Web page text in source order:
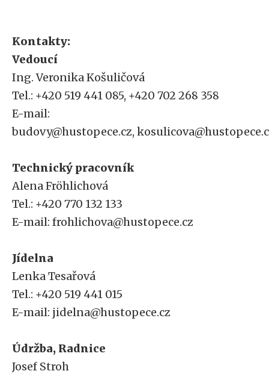
Kontakty:
Vedoucí
Ing. Veronika Košuličová
Tel.: +420 519 441 085, +420 702 268 358
E-mail:
budovy@hustopece.cz,
Technický pracovník
Alena Fröhlichová
Tel.: +420 770 132 133
E-mail: frohlichova@hustopece.cz
Jídelna
Lenka Tesařová
Tel.: +420 519 441 015
E-mail: jidelna@hustopece.cz
Údržba, Radnice
Josef Stroh